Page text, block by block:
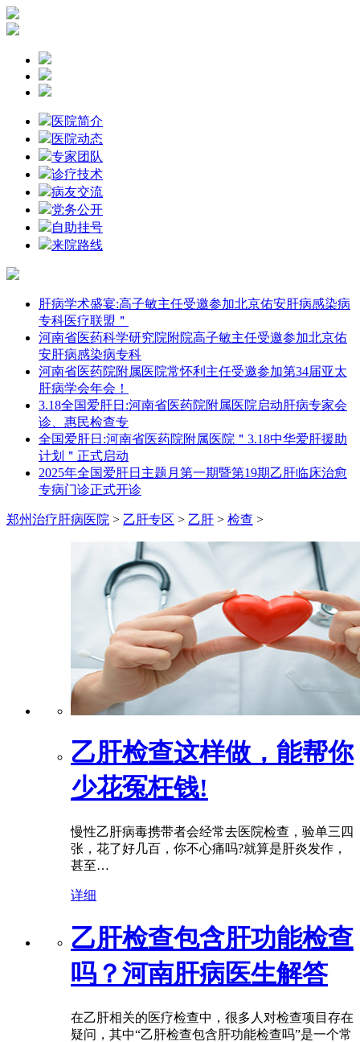
医院简介
医院动态
专家团队
诊疗技术
病友交流
党务公开
自助挂号
来院路线
肝病学术盛宴:高子敏主任受邀参加北京佑安肝病感染病
专科医疗联盟＂
河南省医药科学研究院附院高子敏主任受邀参加北京佑
安肝病感染病专科
河南省医药院附属医院常怀利主任受邀参加第34届亚太
肝病学会年会！
3.18全国爱肝日:河南省医药院附属医院启动肝病专家会
诊、惠民检查专
全国爱肝日:河南省医药院附属医院＂3.18中华爱肝援助
计划＂正式启动
2025年全国爱肝日主题月第一期暨第19期乙肝临床治愈
专病门诊正式开诊
郑州治疗肝病医院 > 乙肝专区 > 乙肝 > 检查 >
乙肝检查这样做，能帮你
少花冤枉钱!
慢性乙肝病毒携带者会经常去医院检查，验单三四
张，花了好几百，你不心痛吗?就算是肝炎发作，
甚至…
详细
乙肝检查包含肝功能检查
吗？河南肝病医生解答
在乙肝相关的医疗检查中，很多人对检查项目存在
疑问，其中“乙肝检查包含肝功能检查吗”是一个常